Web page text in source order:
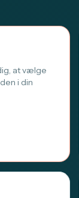
at vælge
i din